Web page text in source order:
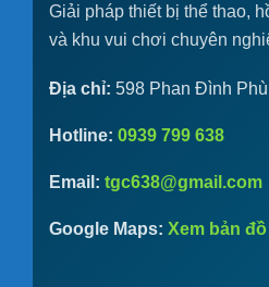
Giải pháp thiết bị thể thao,
và khu vui chơi chuyên
Địa chỉ: 598 Phan Đình
Hotline: 0939 799 638
Email: tgc638@gmail.com
Google Maps: Xem bản đồ